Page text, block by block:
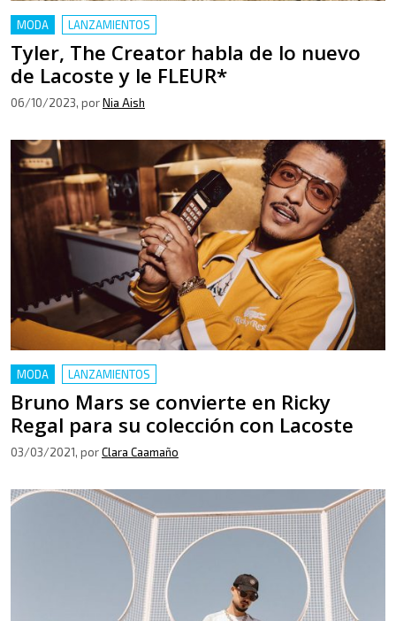
MODA LANZAMIENTOS
Tyler, The Creator habla de lo nuevo
de Lacoste y le FLEUR*
06/10/2023, porNia Aish
MODA LANZAMIENTOS
Bruno Mars se convierte en Ricky
Regal para su colección con Lacoste
03/03/2021, porClara Caamaño